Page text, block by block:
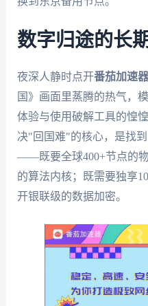
数字归途的长
夜深人静时点开番茄加速器
国》画面里蒸腾的热气，
体验与使用破解工具的惶
决"回国难"的核心，是找
——既要全球400+节点的
的算法内核；既需要独享
开银联级的数据加密。